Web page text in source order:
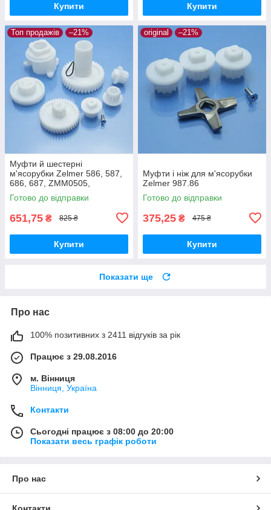
Купити Купити
Топ продажів –21%
Муфти й шестерні
м'ясорубки Zelmer 586, 587,
686, 687, ZMM0505,
ZMM0554, ZMM0805,
ZMM0815, ZMM0854,
ZMM1005
Готово до відправки
651,75 ₴ 825 ₴
Купити
original –21%
Муфти і ніж для м'ясорубки
Zelmer 987.86
Готово до відправки
375,25 ₴ 475 ₴
Купити
Показати ще
Про нас
100% позитивних з 2411 відгуків за рік
Працює з 29.08.2016
м. Вінниця
Вінниця, Україна
Контакти
Сьогодні працює з 08:00 до 20:00
Показати весь графік роботи
Про нас